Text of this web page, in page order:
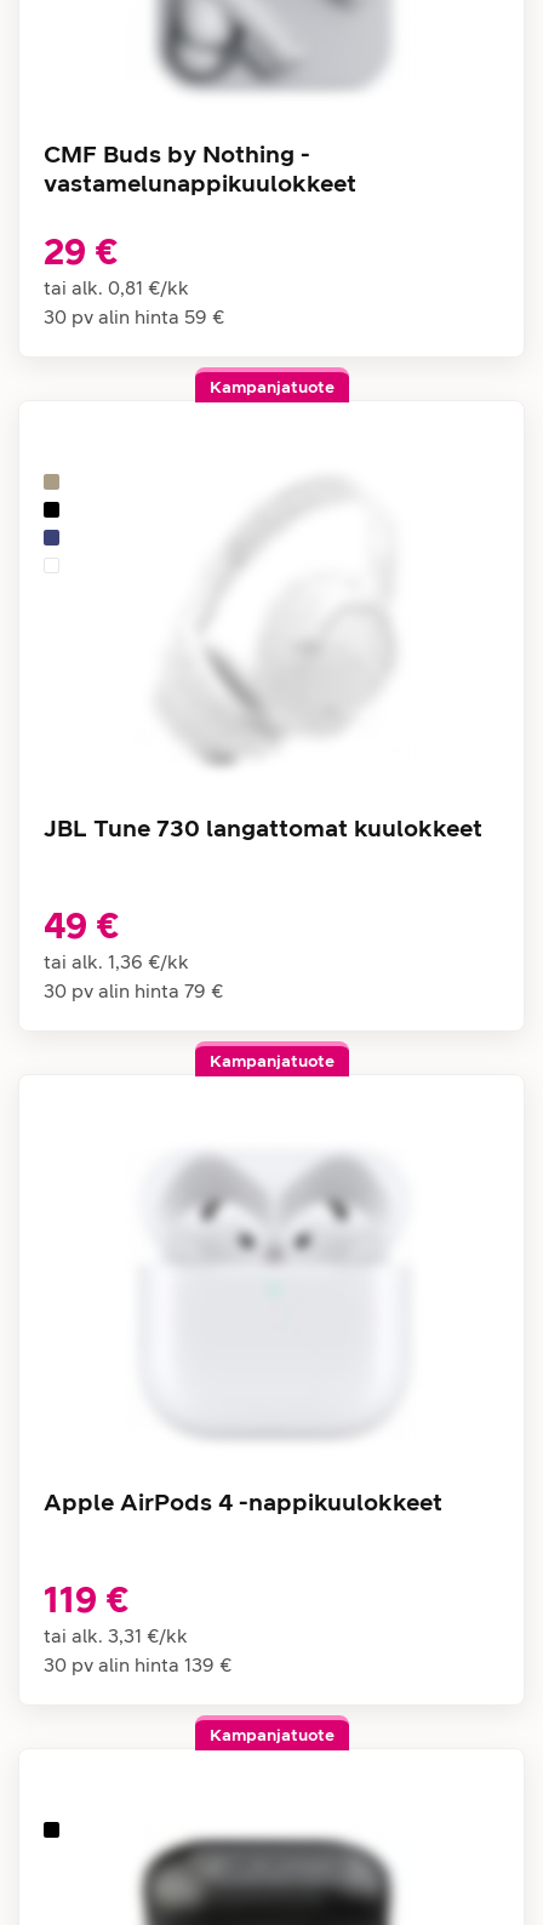
CMF Buds by Nothing -
vastamelunappikuulokkeet
29 €
tai alk. 0,81 €/kk
30 pv alin hinta 59 €
Kampanjatuote
JBL Tune 730 langattomat kuulokkeet
49 €
tai alk. 1,36 €/kk
30 pv alin hinta 79 €
Kampanjatuote
Apple AirPods 4 -nappikuulokkeet
119 €
tai alk. 3,31 €/kk
30 pv alin hinta 139 €
Kampanjatuote